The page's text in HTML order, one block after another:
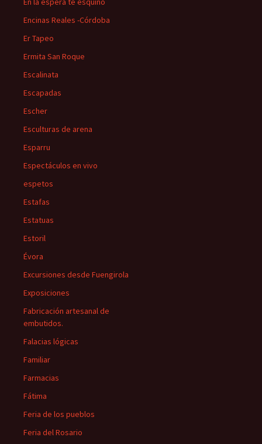
Encinas Reales -Córdoba
Er Tapeo
Ermita San Roque
Escalinata
Escapadas
Escher
Esculturas de arena
Esparru
Espectáculos en vivo
espetos
Estafas
Estatuas
Estoril
Évora
Excursiones desde Fuengirola
Exposiciones
Fabricación artesanal de
embutidos.
Falacias lógicas
Familiar
Farmacias
Fátima
Feria de los pueblos
Feria del Rosario